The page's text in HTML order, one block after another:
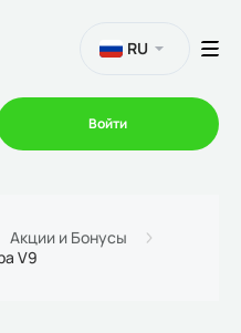
RU
Войти
Акции и Бонусы
V9